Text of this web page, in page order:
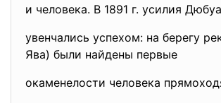
и человека. В 1891 г. усилия Дюбуа
увенчались успехом: на берегу
Ява) были найдены первые
окаменелости человека